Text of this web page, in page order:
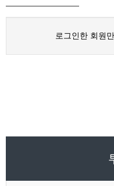
로그인한 회원